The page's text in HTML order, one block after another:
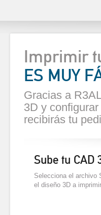
Imprimir
ES MUY
Gracias a
3D y
recibirás tu
Sube tu CAD
Selecciona el archivo
el diseño 3D a